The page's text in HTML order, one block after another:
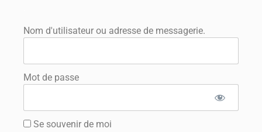
Nom d'utilisateur ou adresse de messagerie.
Mot de passe
Se souvenir de moi